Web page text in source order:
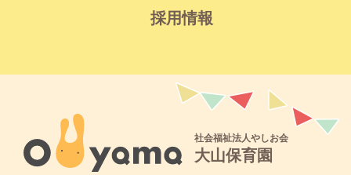
採用情報
社会福祉法人やしお会
大山保育園